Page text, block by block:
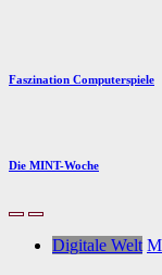
Faszination Computerspiele
Die MINT-Woche
Digitale Welt